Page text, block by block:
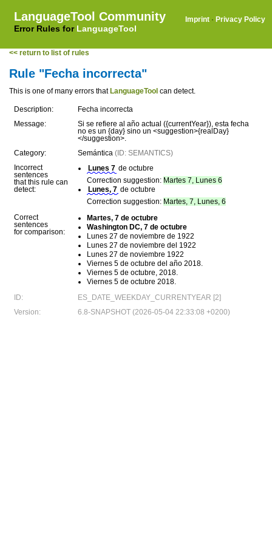
LanguageTool Community
Error Rules for LanguageTool
Imprint · Privacy Policy
<< return to list of rules
Rule "Fecha incorrecta"
This is one of many errors that LanguageTool can detect.
Description:
Fecha incorrecta
Message:
Si se refiere al año actual ({currentYear}), esta fecha
no es un {day} sino un <suggestion>{realDay}
</suggestion>.
Category:
Semántica (ID: SEMANTICS)
Incorrect
sentences
that this rule can
detect:
Lunes 7 de octubre
Correction suggestion: Martes 7, Lunes 6
Lunes, 7 de octubre
Correction suggestion: Martes, 7, Lunes, 6
Correct
sentences
for comparison:
Martes, 7 de octubre
Washington DC, 7 de octubre
Lunes 27 de noviembre de 1922
Lunes 27 de noviembre del 1922
Lunes 27 de noviembre 1922
Viernes 5 de octubre del año 2018.
Viernes 5 de octubre, 2018.
Viernes 5 de octubre 2018.
ID:
ES_DATE_WEEKDAY_CURRENTYEAR [2]
Version:
6.8-SNAPSHOT (2026-05-04 22:33:08 +0200)